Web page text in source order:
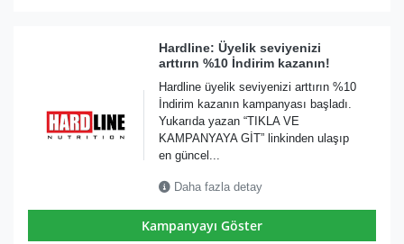
Hardline: Üyelik seviyenizi
arttırın %10 İndirim kazanın!
Hardline üyelik seviyenizi arttırın %10
İndirim kazanın kampanyası başladı.
Yukarıda yazan “TIKLA VE
KAMPANYAYA GİT” linkinden ulaşıp
en güncel...
Daha fazla detay
Kampanyayı Göster